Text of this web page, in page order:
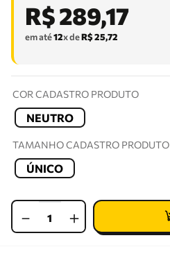
R$289,17
em até12x deR$25,72
COR CADASTRO PRODUTO
NEUTRO
TAMANHO CADASTRO PRODUTO
ÚNICO
＋
－